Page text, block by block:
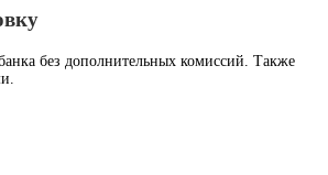
без дополнительных комиссий. Также